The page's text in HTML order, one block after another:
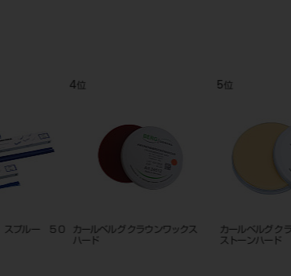
松風キィワックス 丸 ＃6
キャスティング ワックス ハード